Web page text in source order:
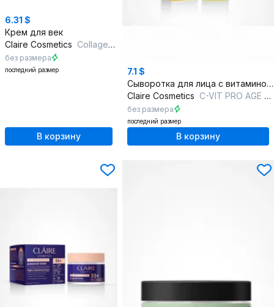
6.31 $
Крем для век
Claire Cosmetics Collagen Active Pro Крем для век филлер 15 мл
без размера
последний размер
В корзину
7.1 $
Сыворотка для лица с витамином C и пептидами
Claire Cosmetics C-VIT PRO AGE THERAPY Сыворотка для лица
без размера
последний размер
В корзину